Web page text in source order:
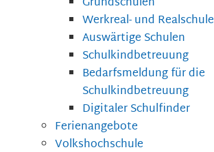
Werkreal- und Realschule
Auswärtige Schulen
Schulkindbetreuung
Bedarfsmeldung für die
Schulkindbetreuung
Digitaler Schulfinder
Ferienangebote
Volkshochschule